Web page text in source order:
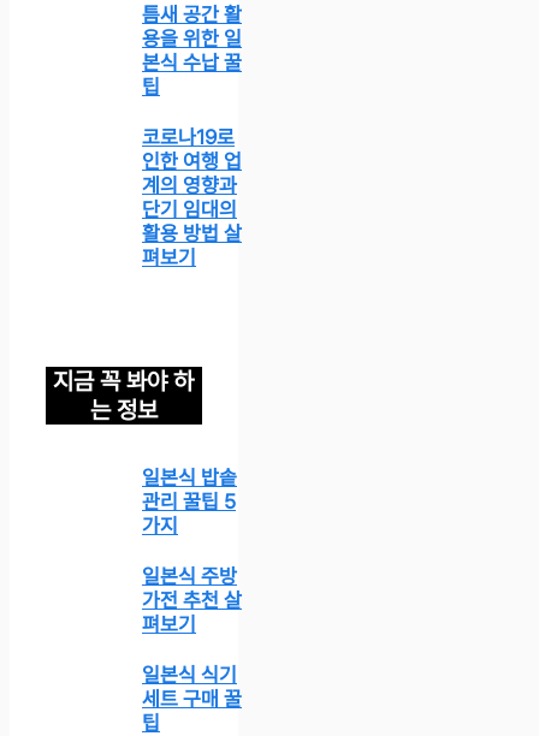
틈새 공간 활
용을 위한 일
본식 수납 꿀
팁
코로나19로
인한 여행 업
계의 영향과
단기 임대의
활용 방법 살
펴보기
지금 꼭 봐야 하
는 정보
일본식 밥솥
관리 꿀팁 5
가지
일본식 주방
가전 추천 살
펴보기
일본식 식기
세트 구매 꿀
팁